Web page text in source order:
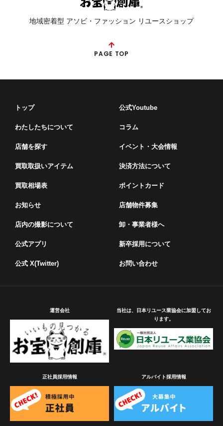
地域密着型 アソビ・ファッション リユースショップ
PAGE TOP
トップ
わたしたちについて
店舗を探す
買取取扱いアイテム
買取相場表
お知らせ
店内の撮影について
公式アプリ
公式 X(Twitter)
公式Youtube
コラム
イベント・⼤会情報
決済方法について
ポイントカード
店舗物件募集
卸・事業者様へ
新卒採用について
お問い合わせ
運営会社
当社は、日本リユース業協会に加盟してお
ります。
正社員採用情報 アルバイト採用情報